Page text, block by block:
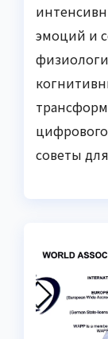
эмоций и
советы